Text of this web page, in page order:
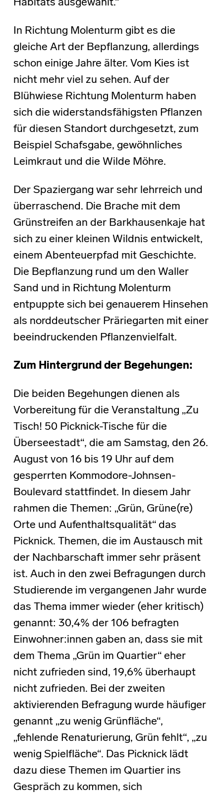
Habitats ausgewählt.“
In Richtung Molenturm gibt es die
gleiche Art der Bepflanzung, allerdings
schon einige Jahre älter. Vom Kies ist
nicht mehr viel zu sehen. Auf der
Blühwiese Richtung Molenturm haben
sich die widerstandsfähigsten Pflanzen
für diesen Standort durchgesetzt, zum
Beispiel Schafsgabe, gewöhnliches
Leimkraut und die Wilde Möhre.
Der Spaziergang war sehr lehrreich und
überraschend. Die Brache mit dem
Grünstreifen an der Barkhausenkaje hat
sich zu einer kleinen Wildnis entwickelt,
einem Abenteuerpfad mit Geschichte.
Die Bepflanzung rund um den Waller
Sand und in Richtung Molenturm
entpuppte sich bei genauerem Hinsehen
als norddeutscher Präriegarten mit einer
beeindruckenden Pflanzenvielfalt.
Zum Hintergrund der Begehungen:
Die beiden Begehungen dienen als
Vorbereitung für die Veranstaltung „Zu
Tisch! 50 Picknick-Tische für die
Überseestadt“, die am Samstag, den 26.
August von 16 bis 19 Uhr auf dem
gesperrten Kommodore-Johnsen-
Boulevard stattfindet. In diesem Jahr
rahmen die Themen: „Grün, Grüne(re)
Orte und Aufenthaltsqualität“ das
Picknick. Themen, die im Austausch mit
der Nachbarschaft immer sehr präsent
ist. Auch in den zwei Befragungen durch
Studierende im vergangenen Jahr wurde
das Thema immer wieder (eher kritisch)
genannt: 30,4% der 106 befragten
Einwohner:innen gaben an, dass sie mit
dem Thema „Grün im Quartier“ eher
nicht zufrieden sind, 19,6% überhaupt
nicht zufrieden. Bei der zweiten
aktivierenden Befragung wurde häufiger
genannt „zu wenig Grünfläche“,
„fehlende Renaturierung, Grün fehlt“, „zu
wenig Spielfläche“. Das Picknick lädt
dazu diese Themen im Quartier ins
Gespräch zu kommen, sich